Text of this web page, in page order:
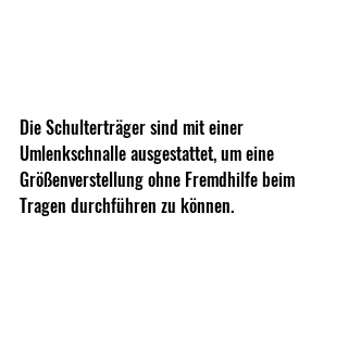
Die Schulterträger sind mit einer
Umlenkschnalle ausgestattet, um eine
Größenverstellung ohne Fremdhilfe beim
Tragen durchführen zu können.